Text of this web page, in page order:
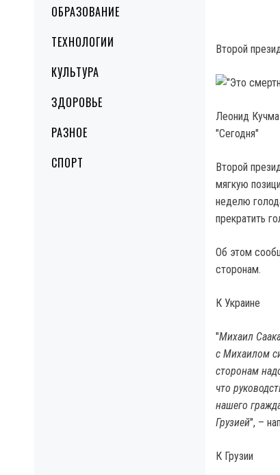
ОБРАЗОВАНИЕ
ТЕХНОЛОГИИ
КУЛЬТУРА
ЗДОРОВЬЕ
РАЗНОЕ
СПОРТ
Второй
Леонид
"Сегодня"
Второй
мягкую
неделю
прекратить
Об этом
сторонам.
К Украине
"Михаил
с Михаилом
сторонам
что
нашего
Грузией", –
К Грузии